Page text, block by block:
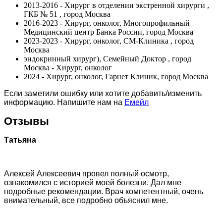
2013-2016 - Хирург в отделении экстренной хирурги ,
ГКБ № 51 , город Москва
2016-2023 - Хирург, онколог, Многопрофильный
Медицинский центр Банка России, город Москва
2023-2023 - Хирург, онколог, СМ-Клиника , город
Москва
эндокринный хирург), Семейный Доктор , город
Москва - Хирург, онколог
2024 - Хирург, онколог, Гарнет Клиник, город Москва
Если заметили ошибку или хотите добавить/изменить
информацию. Напишите нам на Емейл
Отзывы
Татьяна
Алексей Алексеевич провел полный осмотр,
ознакомился с историей моей болезни. Дал мне
подробные рекомендации. Врач компетентный, очень
внимательный, все подробно объяснил мне.